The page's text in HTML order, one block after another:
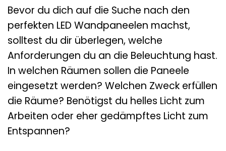
Bevor du dich auf die Suche nach den
perfekten LED Wandpaneelen machst,
solltest du dir überlegen, welche
Anforderungen du an die Beleuchtung hast.
In welchen Räumen sollen die Paneele
eingesetzt werden? Welchen Zweck erfüllen
die Räume? Benötigst du helles Licht zum
Arbeiten oder eher gedämpftes Licht zum
Entspannen?